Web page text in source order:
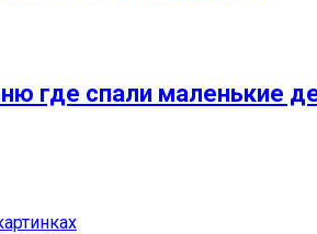
где спали маленькие